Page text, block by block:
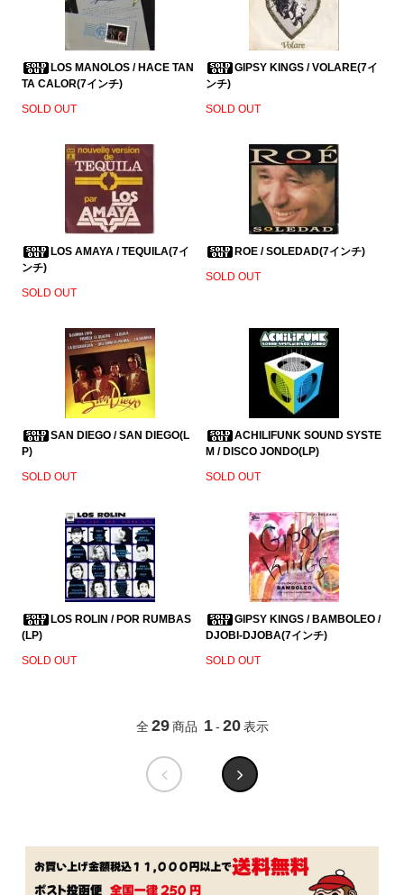
LOS MANOLOS / HACE TAN
TA CALOR(7インチ)
SOLD OUT
GIPSY KINGS / VOLARE(7イ
ンチ)
SOLD OUT
LOS AMAYA / TEQUILA(7イ
ンチ)
SOLD OUT
ROE / SOLEDAD(7インチ)
SOLD OUT
SAN DIEGO / SAN DIEGO(L
P)
SOLD OUT
ACHILIFUNK SOUND SYSTE
M / DISCO JONDO(LP)
SOLD OUT
LOS ROLIN / POR RUMBAS
(LP)
SOLD OUT
GIPSY KINGS / BAMBOLEO /
DJOBI-DJOBA(7インチ)
SOLD OUT
全 29 商品 1 - 20 表示